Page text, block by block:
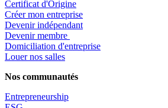
Certificat d'Origine
Créer mon entreprise
Devenir indépendant
Devenir membre
​Domiciliation d'entreprise
Louer nos salles
Nos communautés
Entrepreneurship